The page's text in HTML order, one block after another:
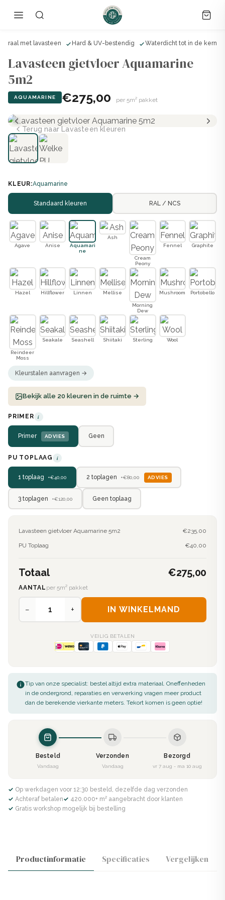
met lavasteen Hard & UV-bestendig Waterdicht tot in de kern
Lavasteen gietvloer Aquamarine
5m2
AQUAMARINE €275,00 per 5m² pakket
Terug naar Lavasteen kleuren
Productinformatie Specificaties Vergelijken
KLEUR:Aquamarine
Standaard kleuren RAL / NCS
Agave Anise
Aquamari
ne
Ash
Cream
Peony
Fennel Graphite
Hazel Hillflower Linnen Mellise
Morning
Dew
Mushroom Portobello
Reindeer
Moss
Seakale Seashell Shiitaki Sterling Wool
Kleurstalen aanvragen →
Bekijk alle 20 kleuren in de ruimte →
PRIMER i
Primer ADVIES Geen
PU TOPLAAG i
1 toplaag +€40,00 2 toplagen +€80,00 ADVIES
3 toplagen +€120,00 Geen toplaag
Lavasteen gietvloer Aquamarine 5m2 €235,00
PU Toplaag €40,00
Totaal €275,00
AANTAL per 5m² pakket
− + IN WINKELMAND
VEILIG BETALEN
Tip van onze specialist: bestel altijd extra materiaal. Oneffenheden
in de ondergrond, reparaties en verwerking vragen meer product
dan de berekende vierkante meters. Tekort komen is geen optie!
Besteld
Vandaag
Verzonden
Vandaag
Bezorgd
vr 7 aug - ma 10 aug
✓ Op werkdagen voor 12:30 besteld, dezelfde dag verzonden
✓ Achteraf betalen
✓ 420.000+ m² aangebracht door klanten
✓ Gratis workshop mogelijk bij bestelling